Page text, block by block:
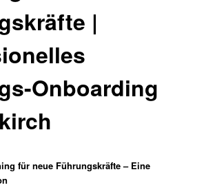
|
Onboarding
für neue Führungskräfte – Eine